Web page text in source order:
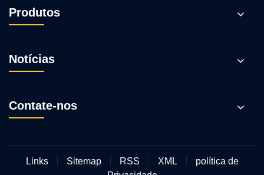
Produtos
Notícias
Contate-nos
Links Sitemap RSS XML
política de